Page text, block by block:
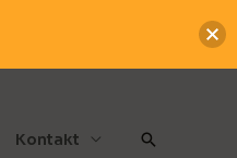
Kontakt Szukaj